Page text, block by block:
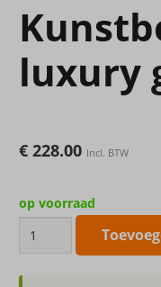
luxury
€ 228.00 Incl. BTW
op voorraad
luxury